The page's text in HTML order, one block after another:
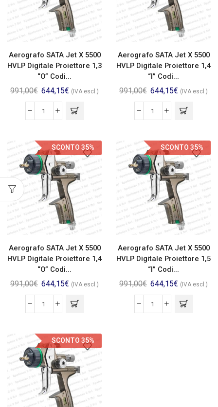
Aerografo SATA Jet X 5500
HVLP Digitale Proiettore 1,3
“O” Codi...
991,00€ 644,15€ (IVA escl.)
Aerografo SATA Jet X 5500
HVLP Digitale Proiettore 1,4
“I” Codi...
991,00€ 644,15€ (IVA escl.)
SCONTO 35%
Aerografo SATA Jet X 5500
HVLP Digitale Proiettore 1,4
“O” Codi...
991,00€ 644,15€ (IVA escl.)
SCONTO 35%
Aerografo SATA Jet X 5500
HVLP Digitale Proiettore 1,5
“I” Codi...
991,00€ 644,15€ (IVA escl.)
SCONTO 35%